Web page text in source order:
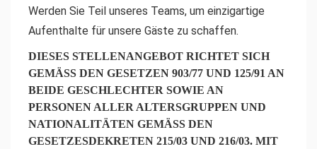
Werden Sie Teil unseres Teams, um einzigartige
Aufenthalte für unsere Gäste zu schaffen.
DIESES STELLENANGEBOT RICHTET SICH
GEMÄSS DEN GESETZEN 903/77 UND 125/91 AN B
EIDE GESCHLECHTER SOWIE AN P
ERSONEN ALLER ALTERSGRUPPEN UND N
ATIONALITÄTEN GEMÄSS DEN GE
SETZESDEKRETEN 215/03 UND 216/03. MIT DE